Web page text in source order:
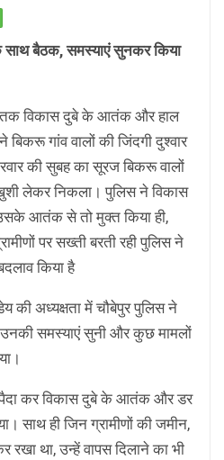
साथ बैठक, समस्याएं सुनकर किया
विकास दुबे के आतंक और हाल
गांव वालों की जिंदगी दुश्वार
की सुबह का सूरज बिकरू वालों
लेकर निकला। पुलिस ने विकास
उसके आतंक से तो मुक्त किया ही,
पर सख्ती बरती रही पुलिस ने
किया है
की अध्यक्षता में चौबेपुर पुलिस ने
समस्याएं सुनी और कुछ मामलों
पैदा कर विकास दुबे के आतंक और डर
साथ ही जिन ग्रामीणों की जमीन,
रखा था, उन्हें वापस दिलाने का भी